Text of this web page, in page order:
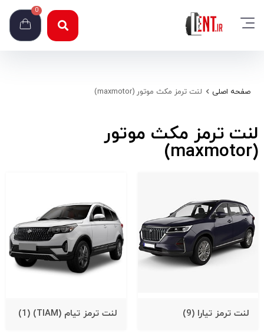
0
صفحه اصلی لنت ترمز مکث موتور (maxmotor)
لنت ترمز مکث موتور
(maxmotor)
لنت ترمز تیارا (9) لنت ترمز تیام (TIAM) (1)